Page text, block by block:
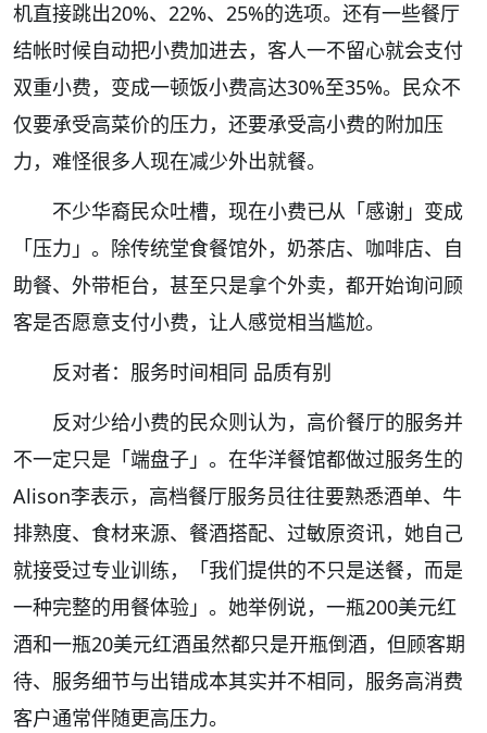
机直接跳出20%、22%、25%的选项。还有一些餐厅
结帐时候自动把小费加进去，客人一不留心就会支付
双重小费，变成一顿饭小费高达30%至35%。民众不
仅要承受高菜价的压力，还要承受高小费的附加压
力，难怪很多人现在减少外出就餐。
不少华裔民众吐槽，现在小费已从「感谢」变成
「压力」。除传统堂食餐馆外，奶茶店、咖啡店、自
助餐、外带柜台，甚至只是拿个外卖，都开始询问顾
客是否愿意支付小费，让人感觉相当尴尬。
反对者：服务时间相同 品质有别
反对少给小费的民众则认为，高价餐厅的服务并
不一定只是「端盘子」。在华洋餐馆都做过服务生的
Alison李表示，高档餐厅服务员往往要熟悉酒单、牛
排熟度、食材来源、餐酒搭配、过敏原资讯，她自己
就接受过专业训练，「我们提供的不只是送餐，而是
一种完整的用餐体验」。她举例说，一瓶200美元红
酒和一瓶20美元红酒虽然都只是开瓶倒酒，但顾客期
待、服务细节与出错成本其实并不相同，服务高消费
客户通常伴随更高压力。